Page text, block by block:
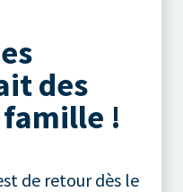
des
!
de retour dès le